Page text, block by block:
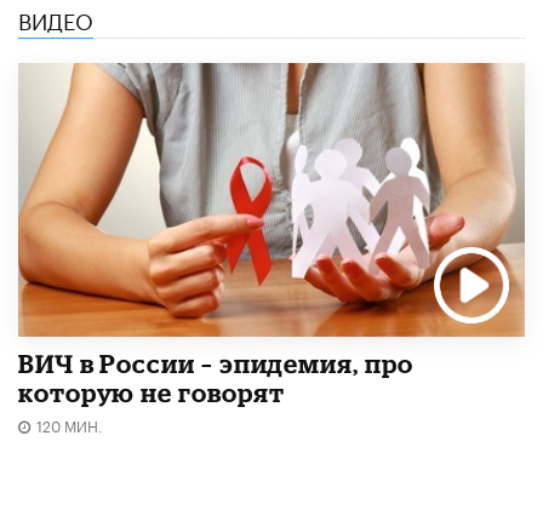
ВИДЕО
ВИЧ в России – эпидемия, про
которую не говорят
120 МИН.